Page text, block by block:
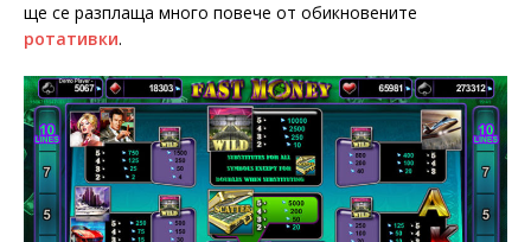
ще се разплаща много повече от обикновените
ротативки.